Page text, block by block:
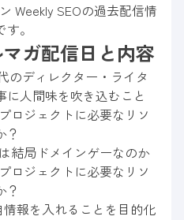
Weekly SEOの過去配信情
。
ガ配信日と内容
のディレクター・ライタ
人間味を吹き込むこと
ロジェクトに必要なリソ
？
結局ドメインゲーなのか
ロジェクトに必要なリソ
？
情報を入れることを目的化